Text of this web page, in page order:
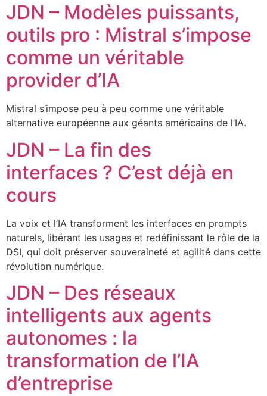
JDN – Modèles puissants,
outils pro : Mistral s’impose
comme un véritable
provider d’IA
Mistral s’impose peu à peu comme une véritable
alternative européenne aux géants américains de l’IA.
JDN – La fin des
interfaces ? C’est déjà en
cours
La voix et l’IA transforment les interfaces en prompts
naturels, libérant les usages et redéfinissant le rôle de la
DSI, qui doit préserver souveraineté et agilité dans cette
révolution numérique.
JDN – Des réseaux
intelligents aux agents
autonomes : la
transformation de l’IA
d’entreprise